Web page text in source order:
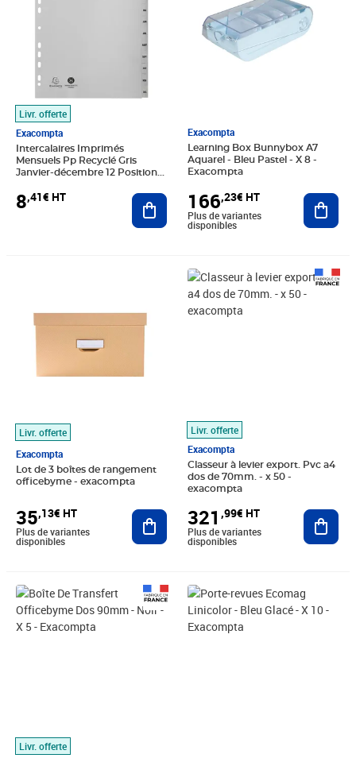
Livr. offerte
Exacompta
Intercalaires Imprimés
Mensuels Pp Recyclé Gris
Janvier-décembre 12 Positions -
Exacompta
8,41€ HT Ajouter au panier
Exacompta
Learning Box Bunnybox A7
Aquarel - Bleu Pastel - X 8 -
Exacompta
166,23€ HT
Plus de variantes
disponibles
Livr. offerte
Exacompta
Lot de 3 boîtes de rangement
officebyme - exacompta
35,13€ HT
Plus de variantes
disponibles
Ajouter au panier
Livr. offerte
Exacompta
Classeur à levier export. Pvc a4
dos de 70mm. - x 50 -
exacompta
321 ,99€ HT
Prix 321,99€ HT
Plus de variantes
disponibles
Livr. offerte
Prix 22,40€ HT Prix 38,77€ HT